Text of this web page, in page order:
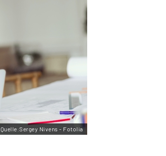
Quelle:Sergey Nivens - Fotolia